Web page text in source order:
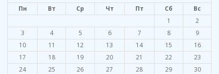
Пн Вт Ср Чт Пт Сб
Вс
1
2
3
4 5 6 7 8
9
10
11 12 13 14 15
16
17
18 19 20 21 22
23
24
25 26 27 28 29
30